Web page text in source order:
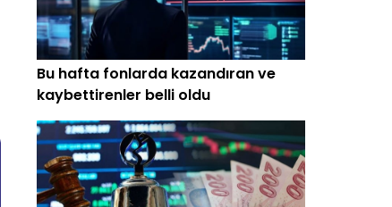
Bu hafta fonlarda kazandıran ve
kaybettirenler belli oldu